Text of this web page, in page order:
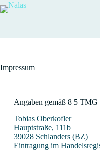
Impressum
Angaben gemäß 8 5 TMG
Tobias Oberkofler
Hauptstraße, 111b
39028 Schlanders (BZ)
Eintragung im